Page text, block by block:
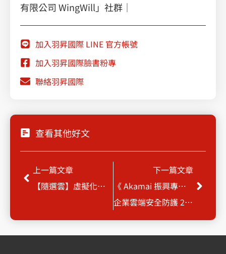
有限公司 WingWill」社群｜
加入羽昇國際 LINE 官方帳號
加入羽昇國際臉書粉專
聯絡羽昇國際
查看其他好文
上一頁
上一篇文章
【隨選雲】虛擬化驅動IT轉型
下一篇文章
《 Akamai 振興專案 》
企業雲端安全防護 2TB / 5TB 限時優惠
下一